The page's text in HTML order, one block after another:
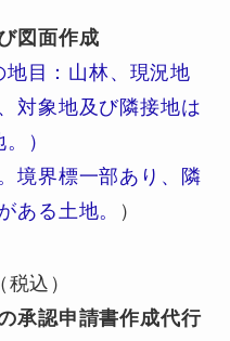
図面作成
目：山林、現況地
対象地及び隣接地は
）
境界標一部あり、隣
ある土地。
）
込）
承認申請書作成代行